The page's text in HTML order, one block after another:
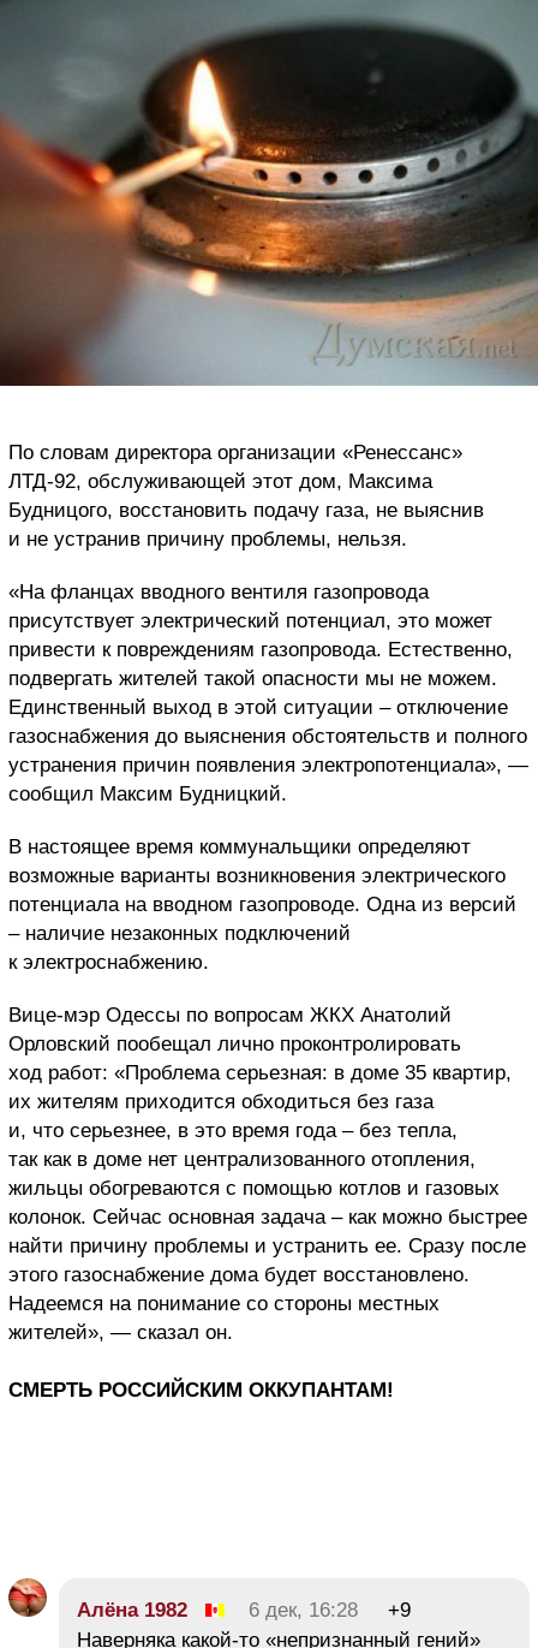
По словам директора организации «Ренессанс»
ЛТД-92, обслуживающей этот дом, Максима
Будницого, восстановить подачу газа, не выяснив
и не устранив причину проблемы, нельзя.
«На фланцах вводного вентиля газопровода
присутствует электрический потенциал, это может
привести к повреждениям газопровода. Естественно,
подвергать жителей такой опасности мы не можем.
Единственный выход в этой ситуации – отключение
газоснабжения до выяснения обстоятельств и полного
устранения причин появления электропотенциала», —
сообщил Максим Будницкий.
В настоящее время коммунальщики определяют
возможные варианты возникновения электрического
потенциала на вводном газопроводе. Одна из версий
– наличие незаконных подключений
к электроснабжению.
Вице-мэр Одессы по вопросам ЖКХ Анатолий
Орловский пообещал лично проконтролировать
ход работ: «Проблема серьезная: в доме 35 квартир,
их жителям приходится обходиться без газа
и, что серьезнее, в это время года – без тепла,
так как в доме нет централизованного отопления,
жильцы обогреваются с помощью котлов и газовых
колонок. Сейчас основная задача – как можно быстрее
найти причину проблемы и устранить ее. Сразу после
этого газоснабжение дома будет восстановлено.
Надеемся на понимание со стороны местных
жителей», — сказал он.
СМЕРТЬ РОССИЙСКИМ ОККУПАНТАМ!
Алёна 1982 6 дек, 16:28
+9
Наверняка какой-то «непризнанный гений»